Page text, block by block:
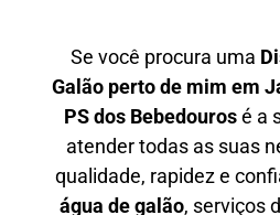
Se você procura uma
Galão perto de mim em
PS dos Bebedourosé a
atender todas as suas
qualidade, rapidez e
água de galão, serviços